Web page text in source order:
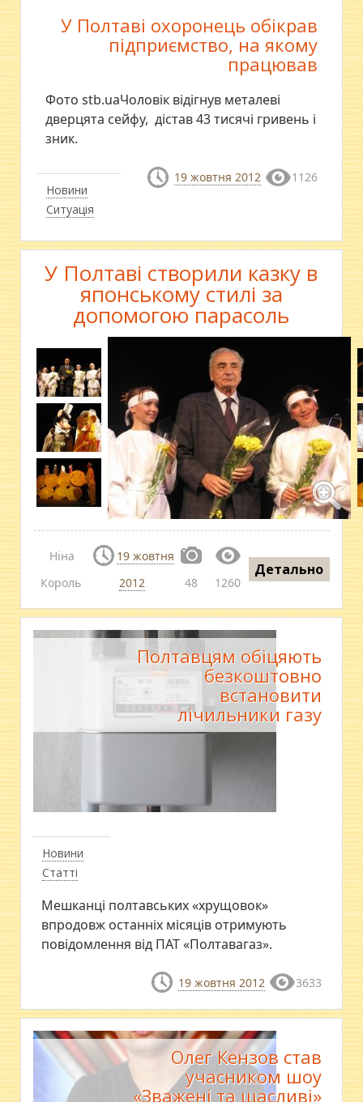
Новини
Ситуація
У Полтаві охоронець обікрав
підприємство, на якому
працював
Фото stb.uaЧоловік відігнув металеві
дверцята сейфу, дістав 43 тисячі гривень і
зник.
19 жовтня 2012 1126
У Полтаві створили казку в
японському стилі за
допомогою парасоль
Ніна
Король
19 жовтня
2012
48 1260
Детально
Новини
Статті
Полтавцям обіцяють
безкоштовно
встановити
лічильники газу
Мешканці полтавських «хрущовок»
впродовж останніх місяців отримують
повідомлення від ПАТ «Полтавагаз».
19 жовтня 2012 3633
Олег Кензов став
учасником шоу
«Зважені та щасливі»